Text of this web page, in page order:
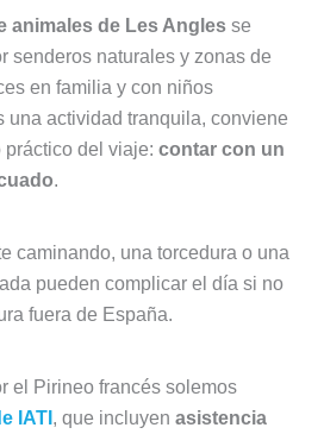
animales de Les Anglesse
senderos naturales y zonas de
en familia y con niños
una actividad tranquila, conviene
del viaje: contar con un
.
caminando, una torcedura o una
pueden complicar el día si no
fuera de España.
el Pirineo francés solemos
IATI , que incluyen asistencia